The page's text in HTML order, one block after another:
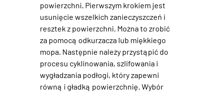
powierzchni. Pierwszym krokiem jest
usunięcie wszelkich zanieczyszczeń i
resztek z powierzchni. Można to zrobić
za pomocą odkurzacza lub miękkiego
mopa. Następnie należy przystąpić do
procesu cyklinowania, szlifowania i
wygładzania podłogi, który zapewni
równą i gładką powierzchnię. Wybór